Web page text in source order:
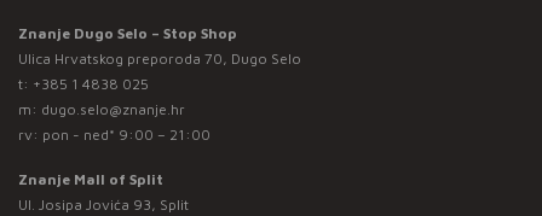
Znanje Dugo Selo – Stop Shop
Ulica Hrvatskog preporoda 70, Dugo Selo
t: +385 1 4838 025
m: dugo.selo@znanje.hr
rv: pon - ned* 9:00 – 21:00
Znanje Mall of Split
Ul. Josipa Jovića 93, Split